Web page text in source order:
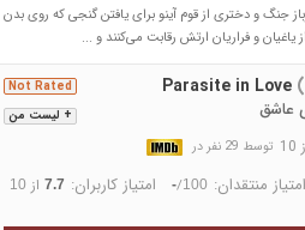
جنگ و دختری از قوم آینو برای یافتن گنجی که روی بدن
و فراریان ارتش رقابت می‌کنند و ...
+ لیست من
Not Rated Parasite in Love
عاشق
توسط 29 نفر در
امتیاز منتقدان: -/100 امتیاز کاربران: 7.7از 10